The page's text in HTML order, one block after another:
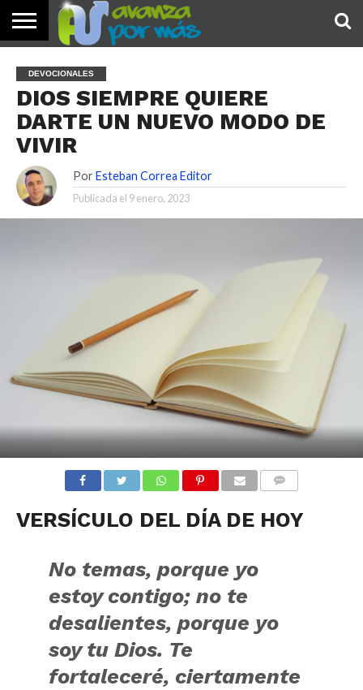
PALABRA
DE HOY
DEVOCIONALES
NOTICIAS
TESTIMONIOS
ORACIONES
SOBRE
NOSOTROS
IMÁGENES
DEVOCIONALES
DIOS SIEMPRE QUIERE
DARTE UN NUEVO MODO DE
VIVIR
Por Esteban Correa Editor
Publicada el 9 enero, 2023
VERSÍCULO DEL DÍA DE HOY
No temas, porque yo
estoy contigo; no te
desalientes, porque yo
soy tu Dios. Te
fortaleceré, ciertamente